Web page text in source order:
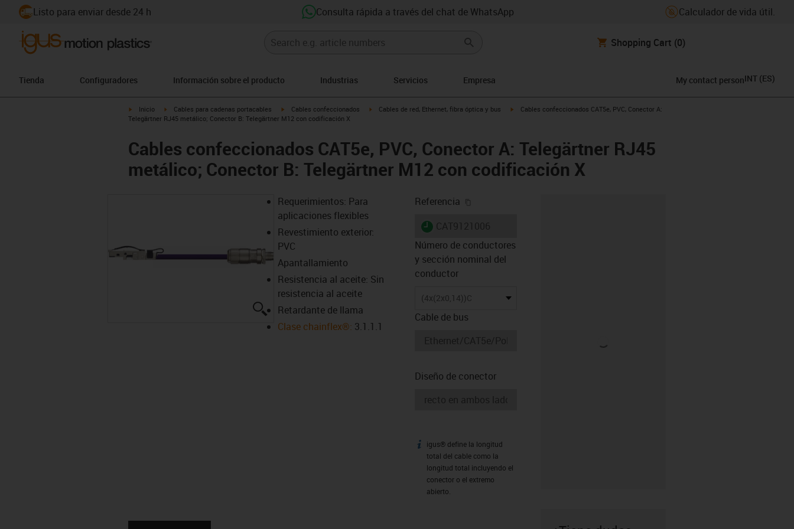
Listo para enviar desde 24 h Consulta rápida a través del chat de WhatsApp Calculador de vida útil.
Shopping Cart (0)
Tienda Configuradores Información sobre el producto Industrias Servicios Empresa My contact personINT (ES)
igus-icon-arrow-right
Inicio igus-icon-arrow-right
Cables para cadenas portacables igus-icon-arrow-right
Cables confeccionados igus-icon-arrow-right
Cables de red, Ethernet, fibra óptica y bus igus-icon-arrow-right
Cables confeccionados CAT5e, PVC, Conector A:
Telegärtner RJ45 metálico; Conector B: Telegärtner M12 con codificación X
Cables confeccionados CAT5e, PVC, Conector A: Telegärtner RJ45
metálico; Conector B: Telegärtner M12 con codificación X
igus-icon-lupe
Requerimientos: Para
aplicaciones flexibles
Revestimiento exterior:
PVC
Apantallamiento
Resistencia al aceite: Sin
resistencia al aceite
Retardante de llama
Clase chainflex®: 3.1.1.1
Referencia
igus-icon-lieferzeit
Número de conductores
y sección nominal del
conductor
(4x(2x0,14))C
Cable de bus
Diseño de conector
igus-icon-info
igus® define la longitud
total del cable como la
longitud total incluyendo el
conector o el extremo
abierto.